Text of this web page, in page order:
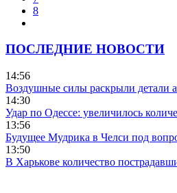
8
ПОСЛЕДНИЕ НОВОСТИ
14:56
Воздушные силы раскрыли детали
14:30
Удар по Одессе: увеличилось
13:56
Будущее Мудрика в Челси под
13:50
В Харькове количество